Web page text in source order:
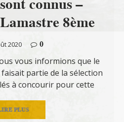
8ème
2020
0
vous informions que le
partie de la sélection
à concourir pour cette
PLUS